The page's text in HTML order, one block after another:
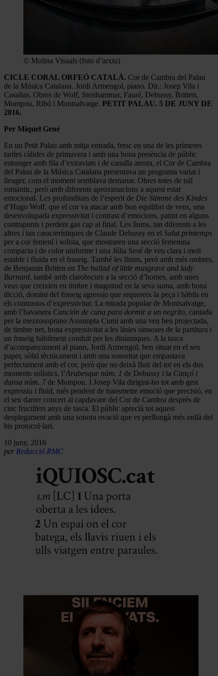
© Molina Visuals (foto d’arxiu)
CICLE CORAL ORFEÓ CATALÀ. Cor de Cambra del Palau
de la Música Catalana. Jordi Armengol, piano. Dir.: Josep Vila i
Casañas. Obres de Wolf, Stenhammar, Fauré, Debussy, Britten,
Mompou, Ribó i Montsalvatge. PETIT PALAU. 5 DE JUNY DE
2016.
Per Miquel Gené
En un Petit Palau amb mitja entrada, fresc en una de les primeres
tardes càlides de primavera i amb una bona presència de públic
estranger amb fila d’extraviats i de canalla atenta, el Cor de Cambra
del Palau de la Música Catalana presentava un programa variat i
lleuger, com el moment semblava demanar. Obres totes de tall
romàntic, però amb diferents aproximacions a aquest estat
emocional. Les profunditats de l’esperit de Die Stimme des Kindes
d’Hugo Wolf, que el cor va atacar amb bon equilibri de veus, una
desenvolupada expressivitat i contrast d’emocions, patint en alguns
contrapunts i perdent gas cap al final. Les llums, tan diferents a les
altres i tan característiques de Claude Debussy en el Salut printemps
per a cor femení i solista, que mostraren una secció femenina
compacta i de color uniforme i una Júlia Sesé de veu clara i molt
estable i fluida en el fraseig. També les llums, però amb més ombres,
de Benjamin Britten en The ballad of little musgrave and lady
Barnard, també amb clarobscurs a la secció d’homes, amb unes
veus que creixien en timbre i magnitud en la seva suma, amb bona
dicció, domini del fraseig agressiu que requereix la peça i hàbils en
els contrastos d’expressivitat. La mirada popular de Montsalvatge,
amb l’havanera Canción de cuna para dormir a un negrito, cantada
per la mezzosoprano Assumpta Cumí amb una veu ben projectada,
de timbre net, bona expressivitat a les línies sinuoses de la partitura i
un fraseig hàbilment conduït per les dinàmiques. A la tasca
d’acompanyament al piano, Jordi Armengol, ben situat en el seu
paper, sòlid tècnicament i amb una sonoritat que empastava
perfectament amb el cor, però que no deixà fluir del tot en els dos
moments solístics, l’Arabesque núm. 1 de Debussy i la Cançó i
dansa núm. 7de Mompou. I Josep Vila dirigint-ho tot amb gest
expressiu i fluid, més pendent de transmetre emoció que precisió, en
el seu darrer concert al capdavant del Cor de Cambra després de
cinc fructífers anys de tasca. El públic aprecià tot aquest
desplegament amb una sonora ovació que es perllongà més enllà del
bis protocol·lari.
10 juny, 2016
per Redacció RMC